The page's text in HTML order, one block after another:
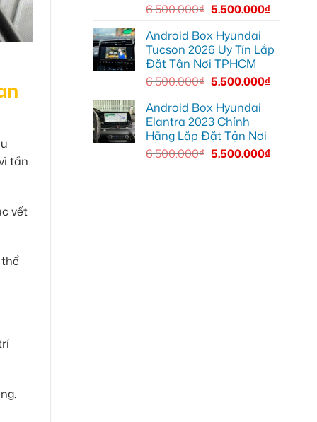
tần
vết
6.500.000₫ 5.500.000₫
Android Box Hyundai
Tucson 2026 Uy Tín Lắp
Đặt Tận Nơi TPHCM
6.500.000₫ 5.500.000₫
Android Box Hyundai
Elantra 2023 Chính
Hãng Lắp Đặt Tận Nơi
6.500.000₫ 5.500.000₫